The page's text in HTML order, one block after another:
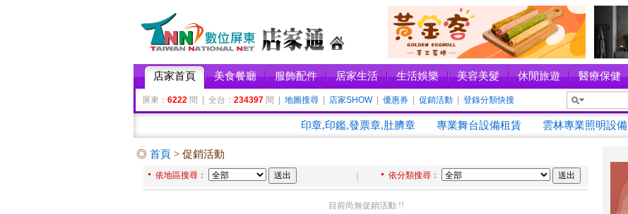
店家首頁 美食餐廳 服飾配件 居家生活 生活娛樂 美容美髮 休閒旅遊 醫療保健
屏東： 6222 間 | 全台： 234397 間 | 地圖搜尋 店家SHOW| 優惠券 促銷活動 登錄分類快搜
印章,印鑑,發票章,肚臍章 專業舞台設備租賃 雲林專業照明設備
◎ 首頁 > 促銷活動
依地區搜尋： 依分類搜尋：
目前尚無促銷活動 !!